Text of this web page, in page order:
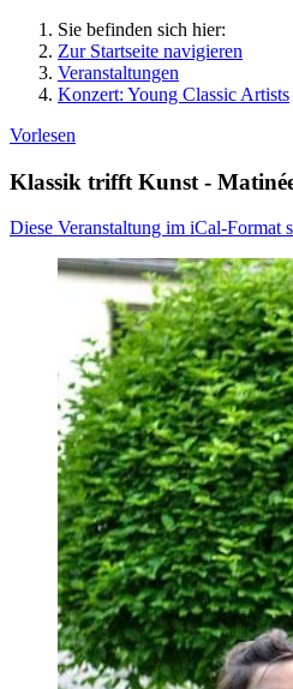
Sie befinden sich hier:
Zur Startseite navigieren
Veranstaltungen
Konzert: Young Classic Artists
Vorlesen
Klassik trifft Kunst -
Diese Veranstaltung im iCal-Format